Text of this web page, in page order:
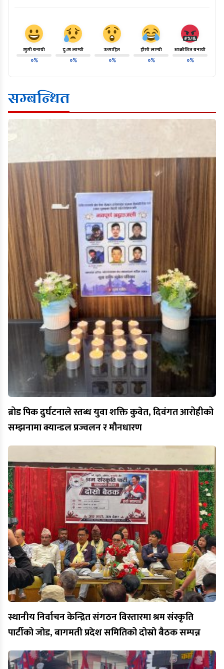
खुसी बनायो
०%
दु:ख लाग्यो
०%
उत्साहित
०%
हाँसो लाग्यो
०%
आक्रोशित बनायो
०%
सम्बन्धित
ब्रोड पिक दुर्घटनाले स्तब्ध युवा शक्ति कुवेत, दिवंगत आरोहीको
सम्झनामा क्यान्डल प्रज्वलन र मौनधारण
स्थानीय निर्वाचन केन्द्रित संगठन विस्तारमा श्रम संस्कृति
पार्टीको जोड, बागमती प्रदेश समितिको दोस्रो बैठक सम्पन्न